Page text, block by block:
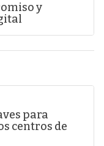
y
para
centros de